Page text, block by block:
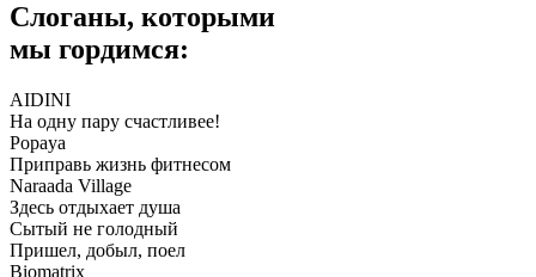
Слоганы, которыми
мы гордимся:
AIDINI
На одну пару счастливее!
Popaya
Приправь жизнь фитнесом
Naraada Village
Здесь отдыхает душа
Сытый не голодный
Пришел, добыл, поел
Biomatrix